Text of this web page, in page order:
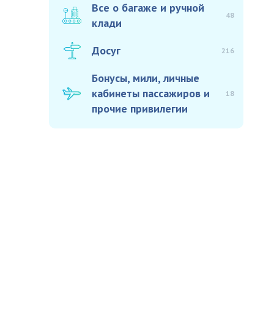
Все о багаже и ручной
клади
48
Досуг 216
Бонусы, мили, личные
кабинеты пассажиров и
прочие привилегии
18